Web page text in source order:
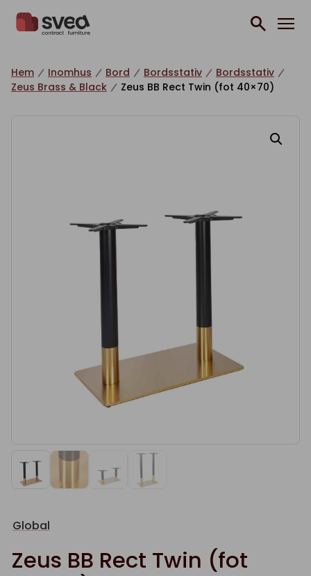
Hem Inomhus Bord Bordsstativ
Bordsstativ
Zeus Brass & Black
Zeus BB Rect Twin (fot 40×70)
Global
Zeus BB Rect Twin (fot